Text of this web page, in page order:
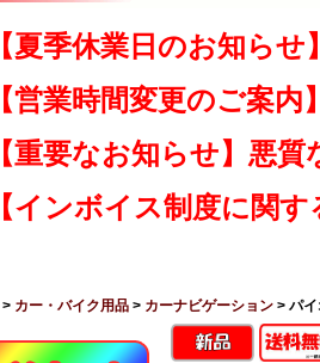
【夏季休業日のお知らせ】
【営業時間変更のご案内】
【重要なお知らせ】悪
【インボイス制度に関す
> カー・バイク用品 > カーナビゲーション > パ